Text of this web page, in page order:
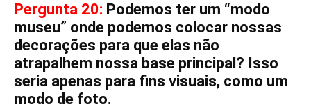
Pergunta 20: Podemos ter um “modo
museu” onde podemos colocar nossas
decorações para que elas não
atrapalhem nossa base principal? Isso
seria apenas para fins visuais, como um
modo de foto.